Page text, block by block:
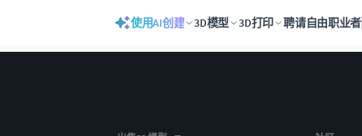
使用AI创建 3D模型 3D打印 聘请自由职业者